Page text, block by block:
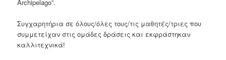
Archipelago”.
Συγχαρητήρια σε όλους/όλες τους/τις μαθητές/τριες που
συμμετείχαν στις ομάδες δράσεις και εκφράστηκαν
καλλιτεχνικά!